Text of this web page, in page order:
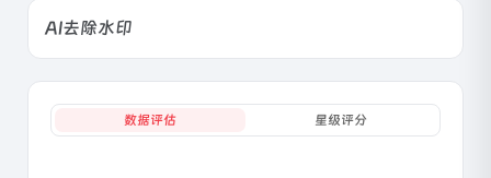
AI去除水印
数据评估 星级评分